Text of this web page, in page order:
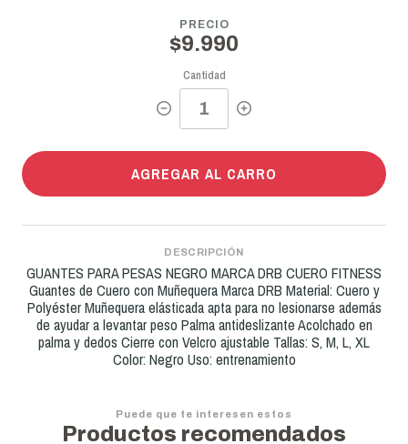
PRECIO
$9.990
Cantidad
AGREGAR AL CARRO
DESCRIPCIÓN
GUANTES PARA PESAS NEGRO MARCA DRB CUERO FITNESS
Guantes de Cuero con Muñequera Marca DRB Material: Cuero y
Polyéster Muñequera elásticada apta para no lesionarse además
de ayudar a levantar peso Palma antideslizante Acolchado en
palma y dedos Cierre con Velcro ajustable Tallas: S, M, L, XL
Color: Negro Uso: entrenamiento
Puede que te interesen estos
Productos recomendados